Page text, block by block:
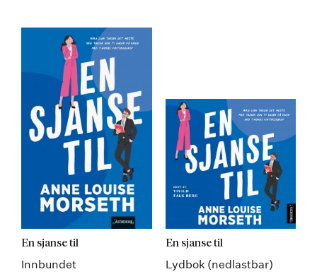
En sjanse til
Innbundet
En sjanse til
Lydbok (nedlastbar)